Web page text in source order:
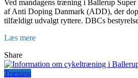
Ved mandagens træning i Ballerup
af Anti Doping Danmark (ADD), der
tilfældigt udvalgt ryttere. DBCs
Læs mere
Share
Træning